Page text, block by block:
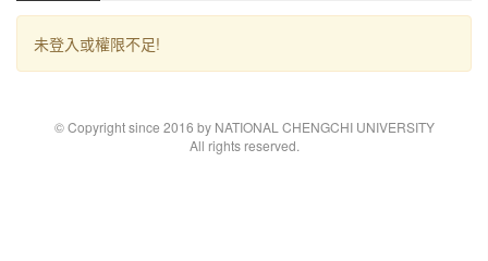
未登入或權限不足!
© Copyright since 2016 by NATIONAL CHENGCHI UNIVERSITY
All rights reserved.